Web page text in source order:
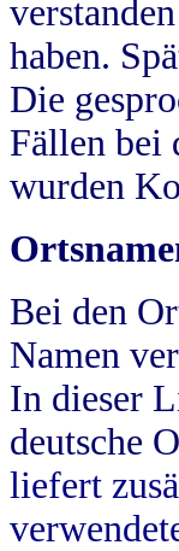
haben.
Die
Fällen bei
wurden
Bei den
Namen
In dieser
deutsche
liefert